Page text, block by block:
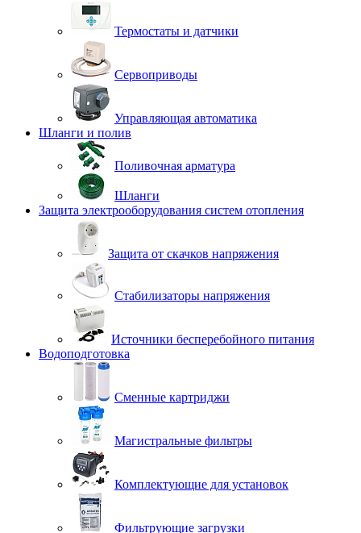
Термостаты и датчики
Сервоприводы
Управляющая автоматика
Шланги и полив
Поливочная арматура
Шланги
Защита электрооборудования систем отопления
Защита от скачков напряжения
Стабилизаторы напряжения
Источники бесперебойного питания
Водоподготовка
Сменные картриджи
Магистральные фильтры
Комплектующие для установок
Фильтрующие загрузки